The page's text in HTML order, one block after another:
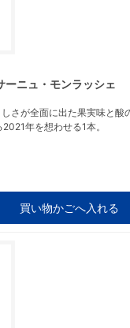
ーニュ・モンラッシェ
さが全面に出た果実味と酸
年を想わせる1本。
買い物かごへ入れる